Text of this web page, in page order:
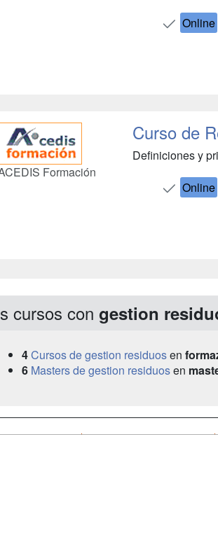
Online
Formación
Curso de
Definiciones y
Online
cursos con gestion
4Cursos de gestion residuosen
6 Masters de gestion residuosen